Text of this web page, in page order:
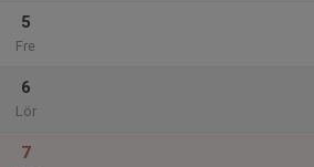
5
Fre
6
Lör
7